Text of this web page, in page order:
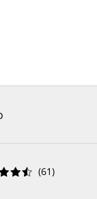


 (61)